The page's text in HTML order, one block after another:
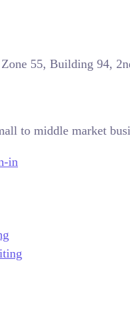
55, Building 94,
to middle market
in